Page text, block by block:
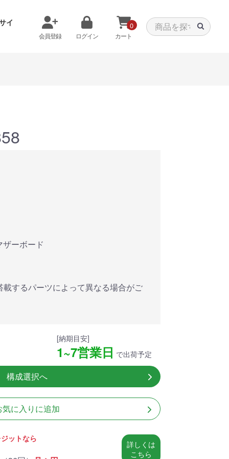
イ
会員登録 ログイン
0
カート
た
認証
ドする
。
商品詳細
ーボード
するパーツによって異なる場合がご
[納期目安]
1~7営業日 で出荷予定
構成選択へ
気に入りに追加
ットなら
詳しくは
こちら